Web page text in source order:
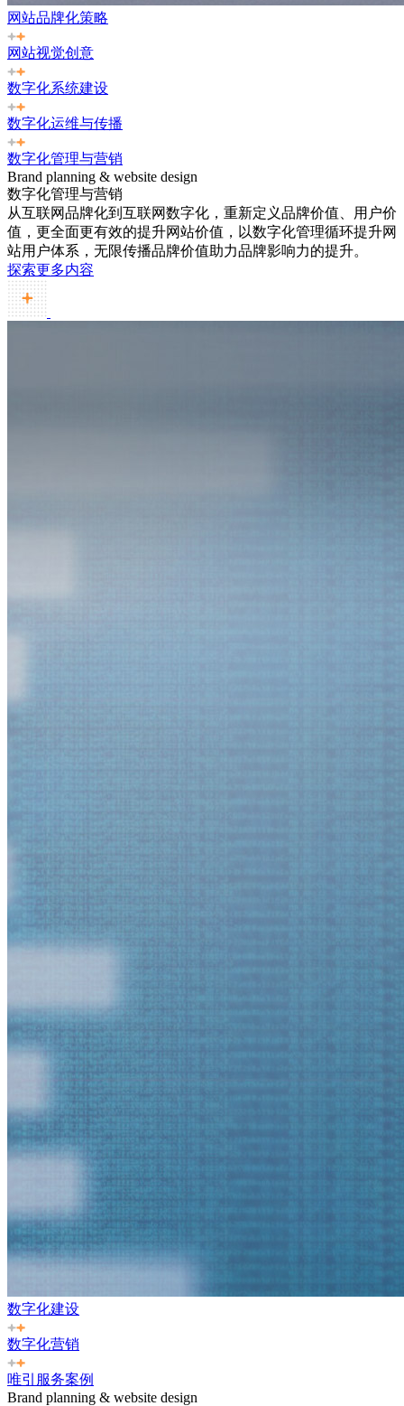
网站品牌化策略
网站视觉创意
数字化系统建设
数字化运维与传播
数字化管理与营销
Brand planning & website design
数字化管理与营销
从互联网品牌化到互联网数字化，重新定义品牌价值、用户价
值，更全面更有效的提升网站价值，以数字化管理循环提升网
站用户体系，无限传播品牌价值助力品牌影响力的提升。
探索更多内容
数字化建设
数字化营销
唯引服务案例
Brand planning & website design